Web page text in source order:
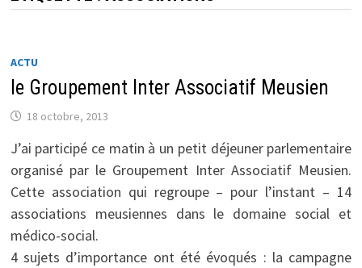
ACTU
le Groupement Inter Associatif Meusien
18 octobre, 2013
J’ai participé ce matin à un petit déjeuner parlementaire
organisé par le Groupement Inter Associatif Meusien.
Cette association qui regroupe – pour l’instant – 14
associations meusiennes dans le domaine social et
médico-social.
4 sujets d’importance ont été évoqués : la campagne